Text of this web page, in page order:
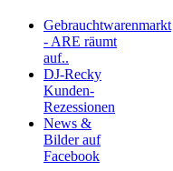
Gebrauchtwarenmarkt
- ARE räumt
auf..
DJ-Recky
Kunden-
Rezessionen
News &
Bilder auf
Facebook